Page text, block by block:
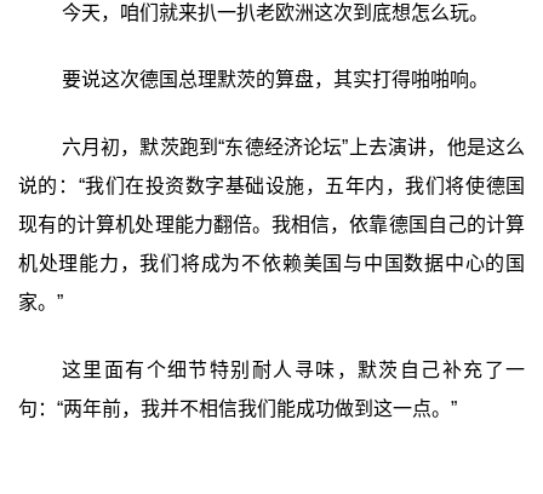
今天，咱们就来扒一扒老欧洲这次到底想怎么玩。
要说这次德国总理默茨的算盘，其实打得啪啪响。
六月初，默茨跑到“东德经济论坛”上去演讲，他是这么
说的：“我们在投资数字基础设施，五年内，我们将使德国
现有的计算机处理能力翻倍。我相信，依靠德国自己的计算
机处理能力，我们将成为不依赖美国与中国数据中心的国
家。”
这里面有个细节特别耐人寻味，默茨自己补充了一
句：“两年前，我并不相信我们能成功做到这一点。”